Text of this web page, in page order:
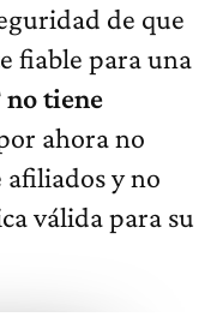
de que
fiable para una
no tiene
ahora no
y no
válida para su